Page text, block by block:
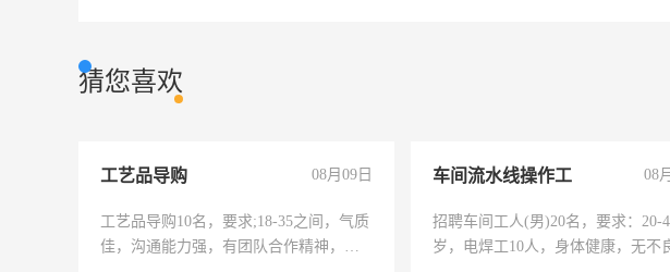
猜您喜欢
工艺品导购 08月09日
工艺品导购10名，要求;18-35之间，气质
佳，沟通能力强，有团队合作精神，有
车间流水线操作工 08
招聘车间工人(男)20名，要求：20-
岁，电焊工10人，身体健康，无不